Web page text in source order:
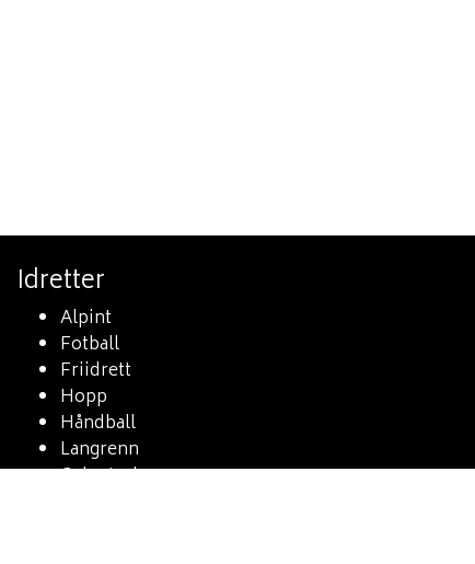
Idretter
Alpint
Fotball
Friidrett
Hopp
Håndball
Langrenn
Orientering